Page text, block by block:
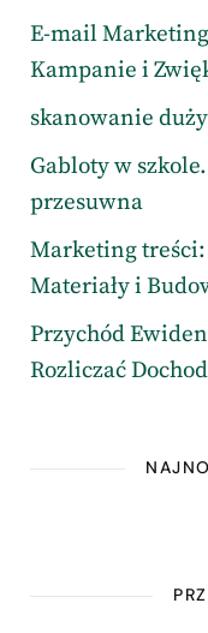
E-mail
Kampanie i
skanowanie
Gabloty w
przesuwna
Marketing treści:
Materiały i
Przychód
Rozliczać